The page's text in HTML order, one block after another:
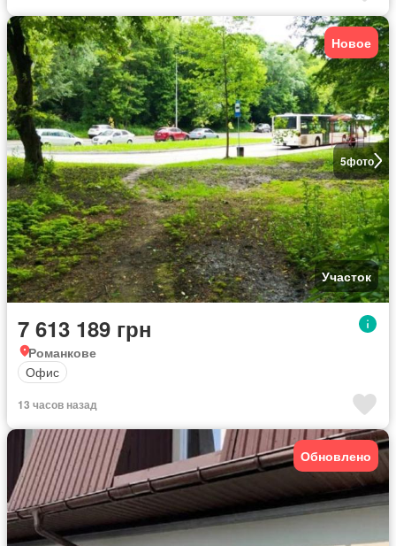
5фото
Новое
Участок
7 613 189 грн
Романкове
Офис
13 часов назад
Обновлено